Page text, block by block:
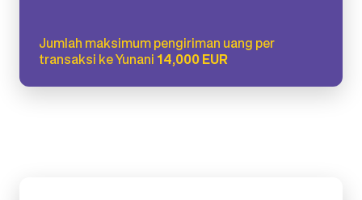
Jumlah maksimum pengiriman uang per
transaksi ke Yunani 14,000 EUR